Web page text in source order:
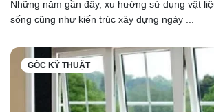
Những năm gần đây, xu hướng sử dụng vật
sống cũng như kiến trúc xây dựng ngày ...
GÓC KỸ THUẬT